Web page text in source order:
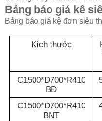
Bảng báo giá kê
Bảng báo giá kệ đơn siêu
Kích thước
C1500*D700*R410
BĐ
C1500*D700*R410
BNT